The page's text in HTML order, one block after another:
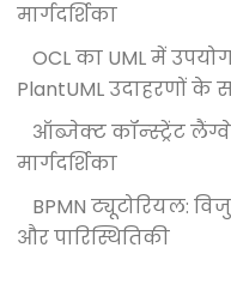
मार्गदर्शिका
OCL का UML में
PlantUML उदाहरणों के
ऑब्जेक्ट कॉन्स्ट्रेंट
मार्गदर्शिका
BPMN ट्यूटोरियल:
और पारिस्थितिकी